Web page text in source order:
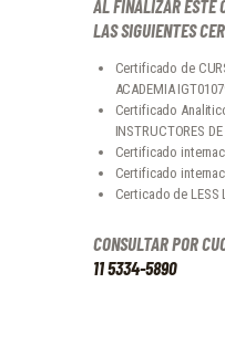
AL FINALIZAR ESTE
LAS SIGUIENTES
Certificado de
ACADEMIA
Certificado
INSTRUCTORES
Certificado
Certificado
Certicado de LESS
CONSULTAR POR
11 5334-5890